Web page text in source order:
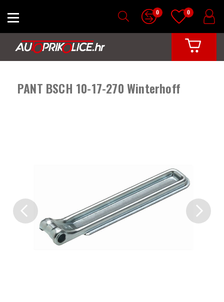
0 0
PANT BSCH 10-17-270 Winterhoff
Previous Next